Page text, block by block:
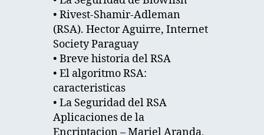
• Rivest-Shamir-Adleman
(RSA). Hector Aguirre, Internet
Society Paraguay
• Breve historia del RSA
• El algoritmo RSA:
caracteristicas
• La Seguridad del RSA
Aplicaciones de la